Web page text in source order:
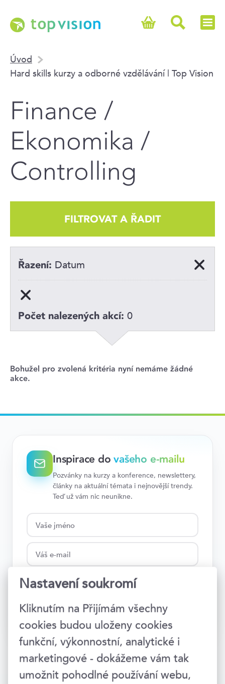
Úvod
Hard skills kurzy a odborné vzdělávání | Top Vision
Finance /
Ekonomika /
Controlling
FILTROVAT A ŘADIT
Řazení: Datum
Počet nalezených akcí: 0
Bohužel pro zvolená kritéria nyní nemáme žádné
akce.
Inspirace dovašeho e-mailu
Pozvánky na kurzy a konference, newslettery,
články na aktuální témata i nejnovější trendy.
Teď už vám nic neunikne.
Přihlásit →
Nastavení soukromí
Kliknutím na Přijímám všechny
cookies budou uloženy cookies
funkční, výkonnostní, analytické i
marketingové - dokážeme vám tak
umožnit pohodlné používání webu,